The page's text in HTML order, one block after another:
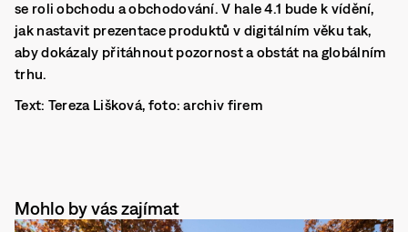
se roli obchodu a obchodování. V hale 4.1 bude k vídění,
jak nastavit prezentace produktů v digitálním věku tak,
aby dokázaly přitáhnout pozornost a obstát na globálním
trhu.
Text: Tereza Lišková, foto: archiv firem
Mohlo by vás zajímat